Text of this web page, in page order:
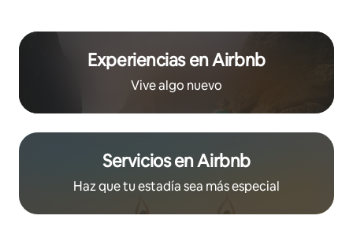
Experiencias en Airbnb
Vive algo nuevo
Servicios en Airbnb
Haz que tu estadía sea más especial